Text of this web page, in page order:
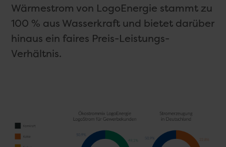
Wärmestrom von LogoEnergie stammt zu
100 % aus Wasserkraft und bietet darüber
hinaus ein faires Preis-Leistungs-
Verhältnis.